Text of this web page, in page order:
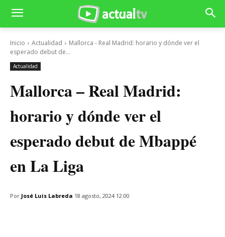
Inicio Actualidad
Mallorca - Real Madrid: horario y dónde ver el
esperado debut de...
Actualidad
Mallorca – Real Madrid:
horario y dónde ver el
esperado debut de Mbappé
en La Liga
Por José Luis Labreda 18 agosto, 2024 12:00